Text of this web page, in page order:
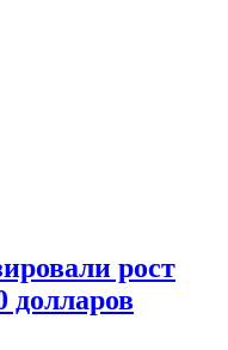
рост
долларов